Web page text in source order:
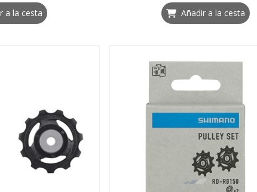
a la cesta Añadir a la cesta